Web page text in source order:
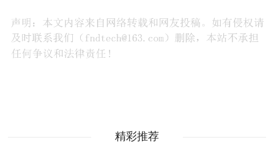
精彩推荐